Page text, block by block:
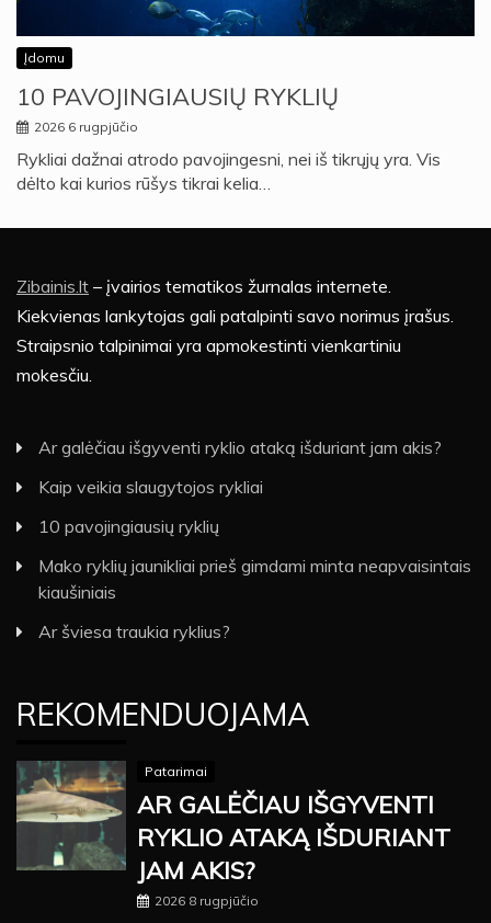
Įdomu
10 PAVOJINGIAUSIŲ RYKLIŲ
2026 6 rugpjūčio
Rykliai dažnai atrodo pavojingesni, nei iš tikrųjų yra. Vis
dėlto kai kurios rūšys tikrai kelia…
Zibainis.lt – įvairios tematikos žurnalas internete.
Kiekvienas lankytojas gali patalpinti savo norimus įrašus.
Straipsnio talpinimai yra apmokestinti vienkartiniu
mokesčiu.
Ar galėčiau išgyventi ryklio ataką išduriant jam akis?
Kaip veikia slaugytojos rykliai
10 pavojingiausių ryklių
Mako ryklių jaunikliai prieš gimdami minta neapvaisintais
kiaušiniais
Ar šviesa traukia ryklius?
REKOMENDUOJAMA
Patarimai
AR GALĖČIAU IŠGYVENTI
RYKLIO ATAKĄ IŠDURIANT
JAM AKIS?
2026 8 rugpjūčio